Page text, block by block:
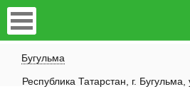
Бугульма
Республика Татарстан, г.